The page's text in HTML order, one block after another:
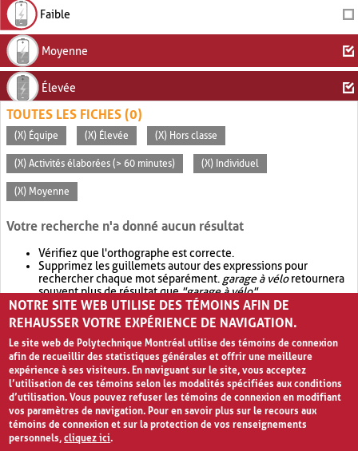
Faible
Moyenne
Élevée
TOUTES LES FICHES (0)
(X) Équipe (X) Élevée (X) Hors classe
(X) Activités élaborées (> 60 minutes) (X) Individuel
(X) Moyenne
Votre recherche n'a donné aucun résultat
Vérifiez que l'orthographe est correcte.
Supprimez les guillemets autour des expressions pour
rechercher chaque mot séparément. garage à véloretournera
souvent plus de résultat que"garage à vélo".
Envisagez d'élargir votre recherche avec OR.garage OR vélo
retournera souvent plus de résultat quegarage à vélo
NOTRE SITE WEB UTILISE DES TÉMOINS AFIN DE
REHAUSSER VOTRE EXPÉRIENCE DE NAVIGATION.
Le site web de Polytechnique Montréal utilise des témoins de connexion
afin de recueillir des statistiques générales et offrir une meilleure
expérience à ses visiteurs. En naviguant sur le site, vous acceptez
l’utilisation de ces témoins selon les modalités spécifiées aux conditions
d’utilisation. Vous pouvez refuser les témoins de connexion en modifiant
vos paramètres de navigation. Pour en savoir plus sur le recours aux
témoins de connexion et sur la protection de vos renseignements
personnels,cliquez ici.